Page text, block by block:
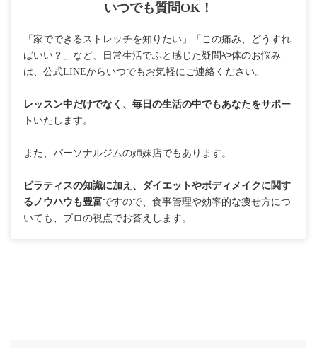
いつでも質問OK！
「家でできるストレッチを知りたい」「この痛み、どうすれ
ばいい？」など、日常生活でふと感じた疑問や体のお悩み
は、公式LINEからいつでもお気軽にご連絡ください。
レッスン中だけでなく、毎日の生活の中でもあなたをサポー
ト いたします。
また、パーソナルジムの姉妹店でもあります。
ピラティスの知識に加え、ダイエットやボディメイクに関す
るノウハウも豊富ですので、食事管理や効率的な痩せ方につ
いても、プロの視点でお答えします。